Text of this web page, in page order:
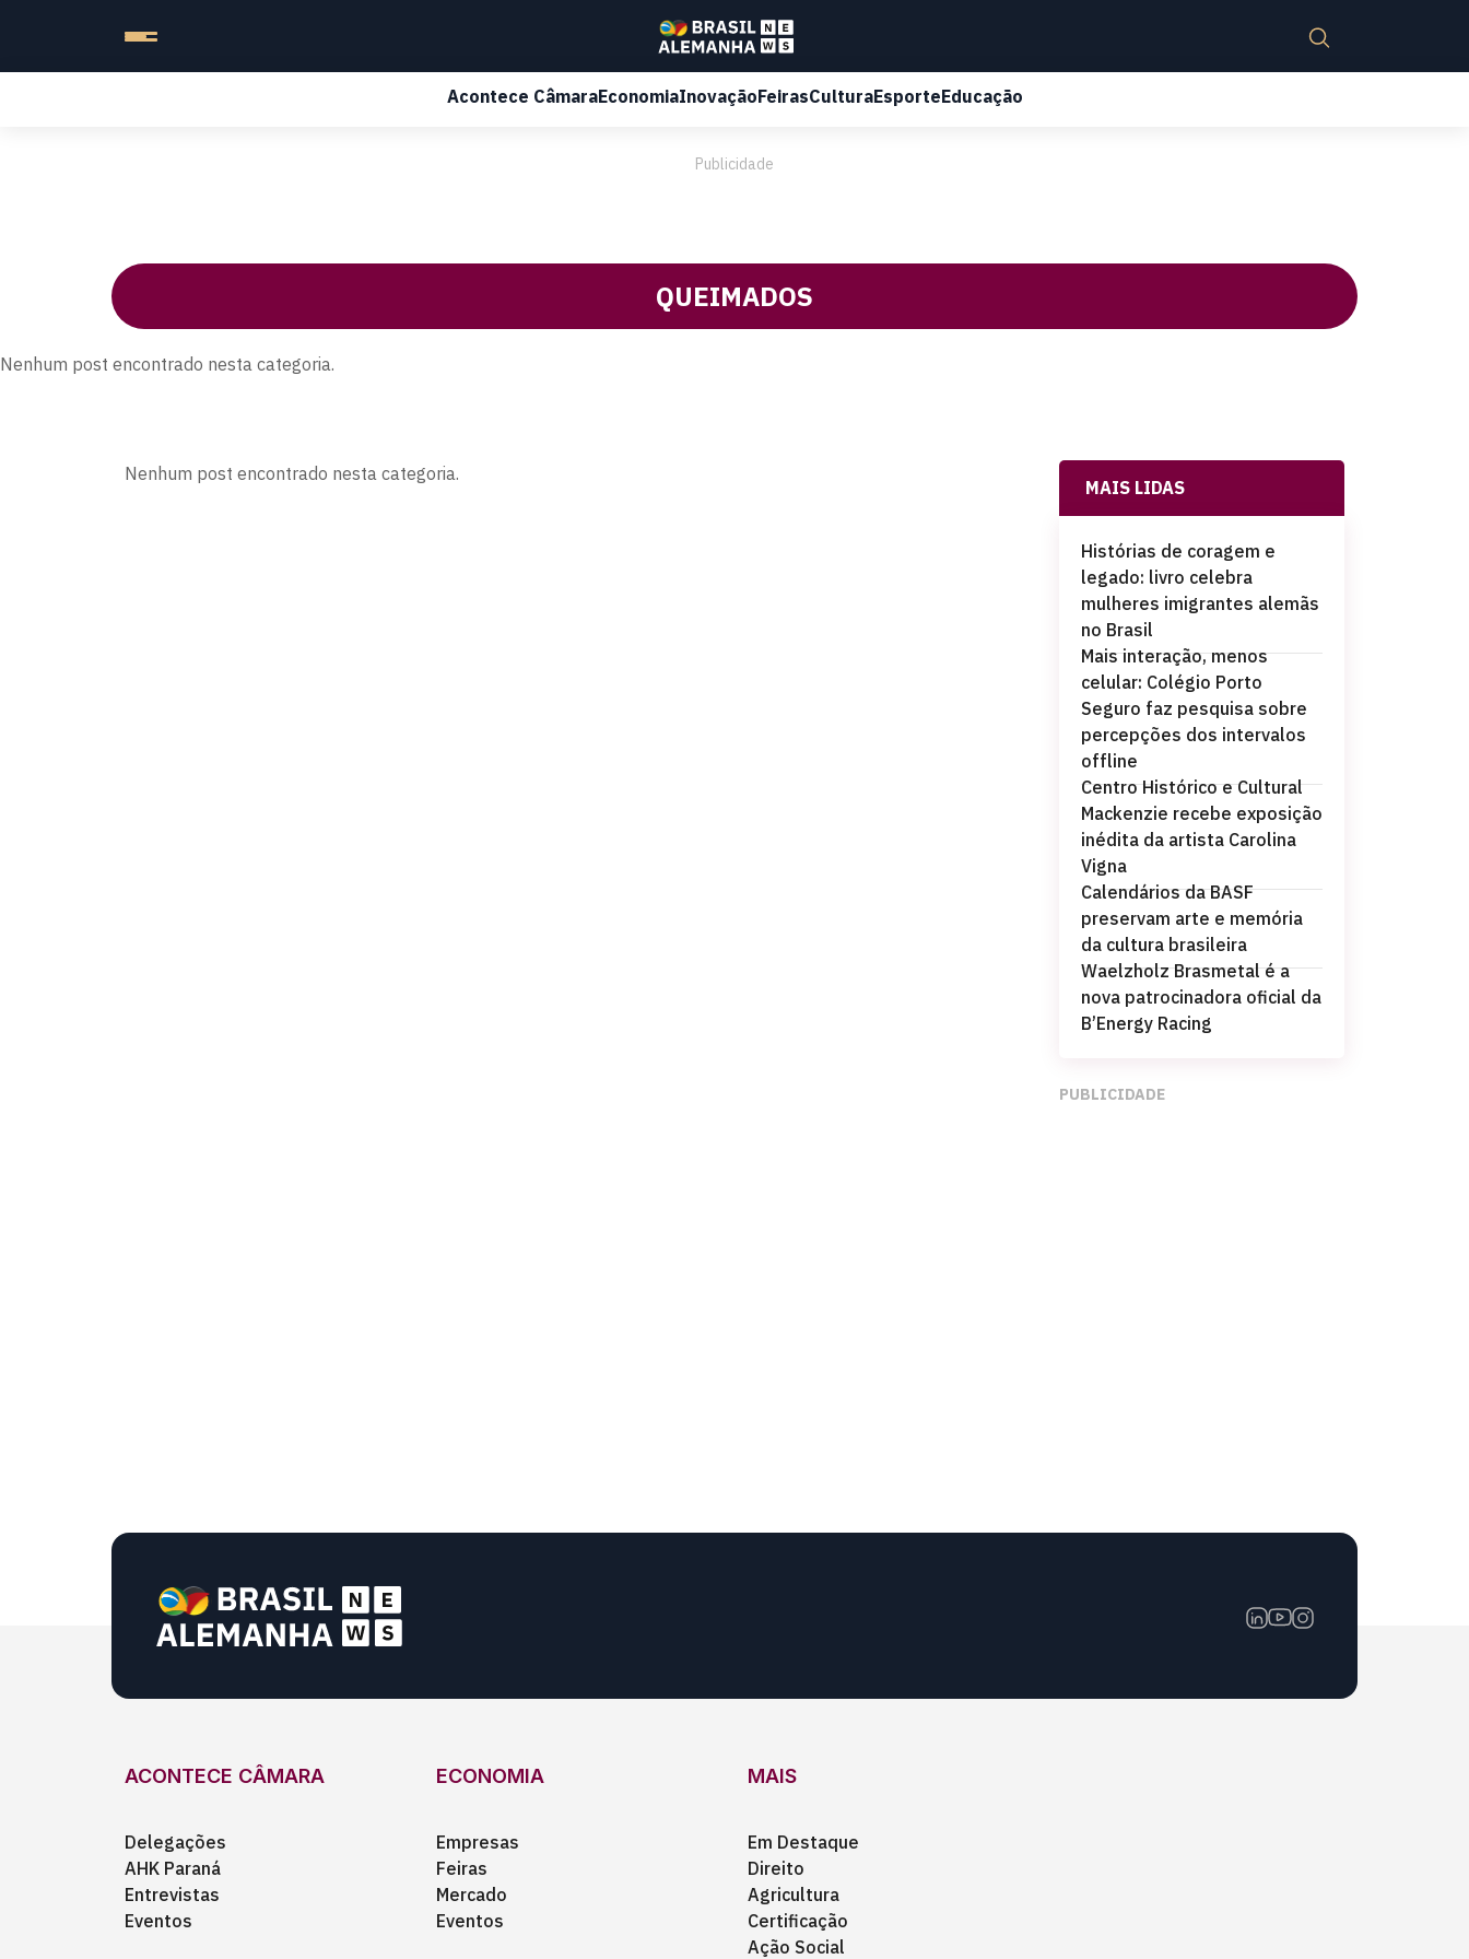
Acontece CâmaraEconomiaInovaçãoFeirasCulturaEsporteEducação
Publicidade
QUEIMADOS
Nenhum post encontrado nesta categoria.
Nenhum post encontrado nesta categoria.
MAIS LIDAS
Histórias de coragem e
legado: livro celebra
mulheres imigrantes alemãs
no Brasil
Mais interação, menos
celular: Colégio Porto
Seguro faz pesquisa sobre
percepções dos intervalos
offline
Centro Histórico e Cultural
Mackenzie recebe exposição
inédita da artista Carolina
Vigna
Calendários da BASF
preservam arte e memória
da cultura brasileira
Waelzholz Brasmetal é a
nova patrocinadora oficial da
B’Energy Racing
PUBLICIDADE
ACONTECE CÂMARA
Delegações
AHK Paraná
Entrevistas
Eventos
ECONOMIA
Empresas
Feiras
Mercado
Eventos
MAIS
Em Destaque
Direito
Agricultura
Certificação
Ação Social